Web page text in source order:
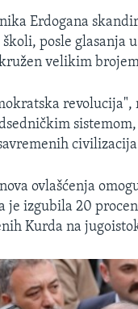
Erdogana
posle glasanja
velikim
ovlašćenja
izgubila 20
Kurda na